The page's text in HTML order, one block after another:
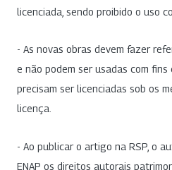
licenciada, sendo proibido o uso
- As novas obras devem fazer
e não podem ser usadas com fins
precisam ser licenciadas sob os
licença.
- Ao publicar o artigo na RSP, o
ENAP os direitos autorais